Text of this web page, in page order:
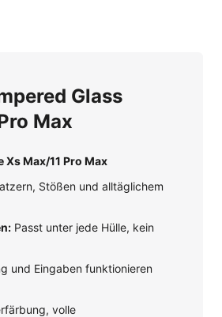
Glass
Max
Max/11 Pro Max
Stößen und alltäglichem
Passt unter jede Hülle, kein
und Eingaben funktionieren
volle